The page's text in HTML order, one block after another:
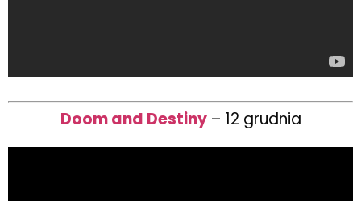
Doom and Destiny– 12 grudnia